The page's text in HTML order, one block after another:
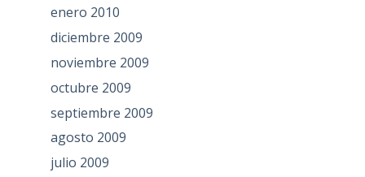
enero 2010
diciembre 2009
noviembre 2009
octubre 2009
septiembre 2009
agosto 2009
julio 2009